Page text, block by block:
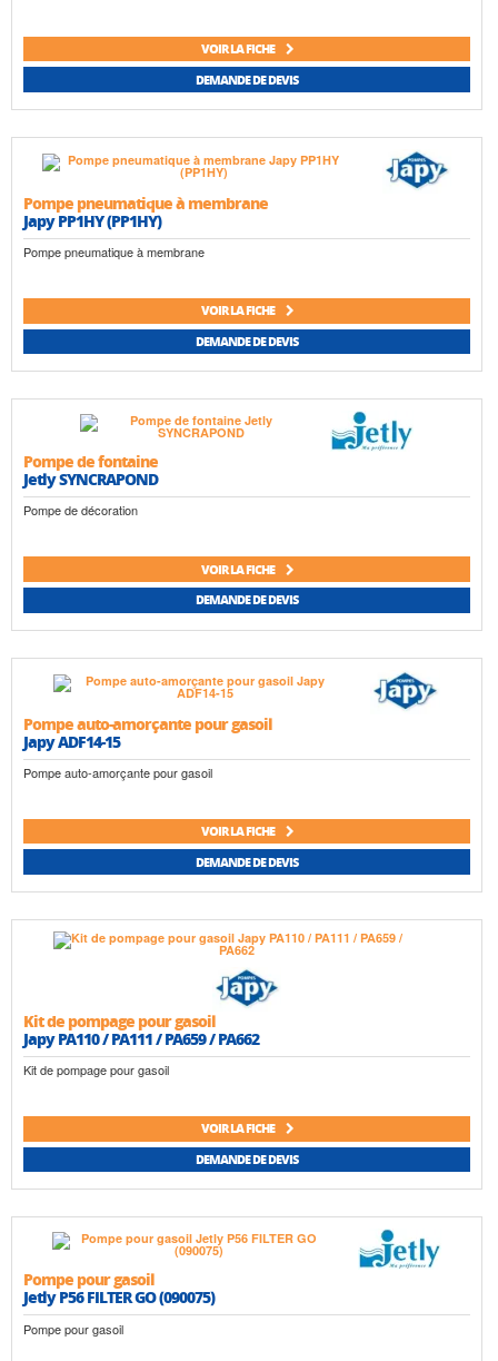
VOIR LA FICHE
DEMANDE DE DEVIS
Pompe pneumatique à membrane
Japy PP1HY (PP1HY)
Pompe pneumatique à membrane
VOIR LA FICHE
DEMANDE DE DEVIS
Pompe de fontaine
Jetly SYNCRAPOND
Pompe de décoration
VOIR LA FICHE
DEMANDE DE DEVIS
Pompe auto-amorçante pour gasoil
Japy ADF14-15
Pompe auto-amorçante pour gasoil
VOIR LA FICHE
DEMANDE DE DEVIS
Kit de pompage pour gasoil
Japy PA110 / PA111 / PA659 / PA662
Kit de pompage pour gasoil
VOIR LA FICHE
DEMANDE DE DEVIS
Pompe pour gasoil
Jetly P56 FILTER GO (090075)
Pompe pour gasoil